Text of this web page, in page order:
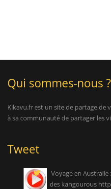
Qui sommes-nous ?
Kikavu.fr est un site de partage de
à sa communauté de partager les
Tweet
Voyage en
des kangourous